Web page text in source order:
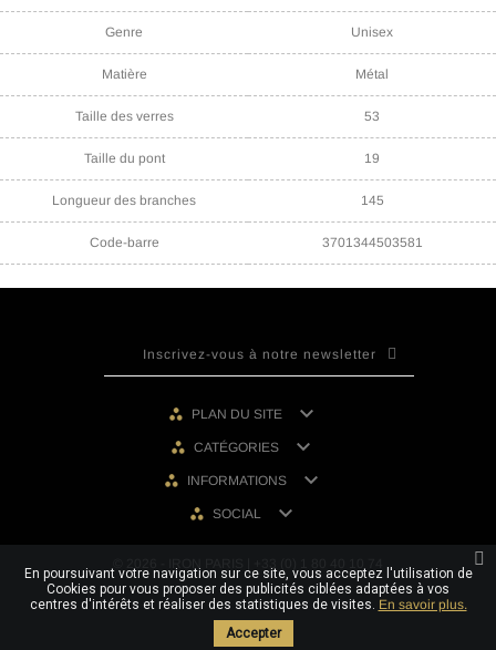
Genre Unisex
Matière Métal
Taille des verres 53
Taille du pont 19
Longueur des branches 145
Code-barre 3701344503581
PLAN DU SITE 
CATÉGORIES 
INFORMATIONS 
SOCIAL 
En poursuivant votre navigation sur ce site, vous acceptez l'utilisation de
Cookies pour vous proposer des publicités ciblées adaptées à vos
centres d'intérêts et réaliser des statistiques de visites. En savoir plus.
Accepter